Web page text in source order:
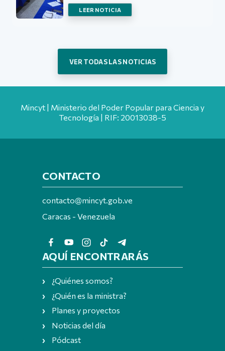
LEER NOTICIA
VER TODAS LAS NOTICIAS
Mincyt | Ministerio del Poder Popular para Ciencia y
Tecnología | RIF: 20013038-5
CONTACTO
contacto@mincyt.gob.ve
Caracas - Venezuela
AQUÍ ENCONTRARÁS
¿Quiénes somos?
¿Quién es la ministra?
Planes y proyectos
Noticias del día
Pódcast